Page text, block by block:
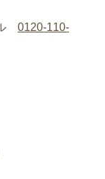
0120-110-